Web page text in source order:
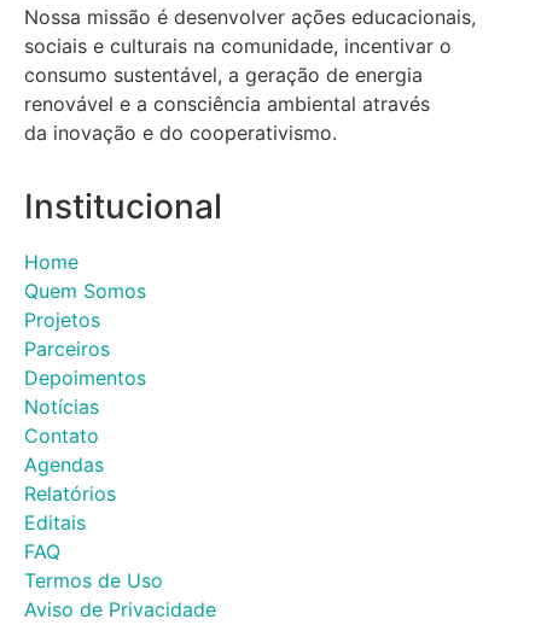
Nossa missão é desenvolver ações educacionais,
sociais e culturais na comunidade, incentivar o
consumo sustentável, a geração de energia
renovável e a consciência ambiental através
da inovação e do cooperativismo.
Institucional
Home
Quem Somos
Projetos
Parceiros
Depoimentos
Notícias
Contato
Agendas
Relatórios
Editais
FAQ
Termos de Uso
Aviso de Privacidade